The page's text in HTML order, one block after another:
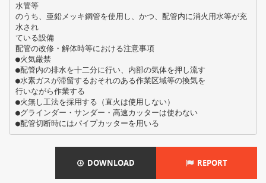
水管等
のうち、亜鉛メッキ鋼管を使用し、かつ、配管内に消火用水等が充
水され
ている設備
配管の改修・解体時等における注意事項
●火気厳禁
●配管内の排水を十二分に行い、内部の気体を押し流す
●水素ガスが滞留するおそれのある作業区域等の換気を
行いながら作業する
●火無し工法を採用する（直火は使用しない）
●グラインダー・サンダー・高速カッターは使わない
DOWNLOAD REPORT